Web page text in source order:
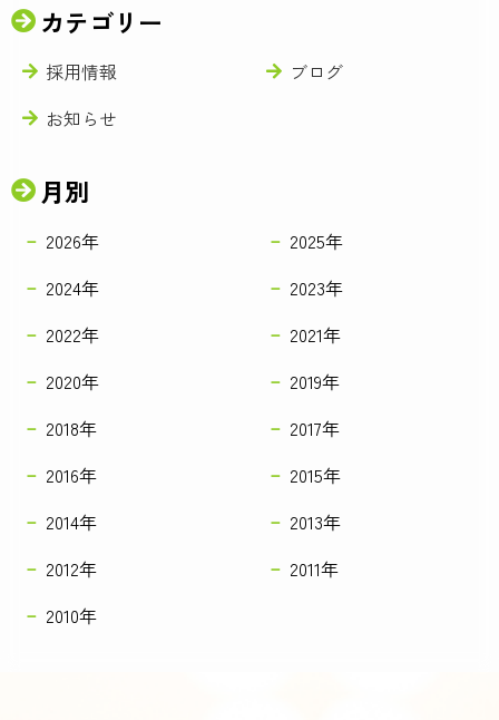
カテゴリー
採用情報
ブログ
お知らせ
月別
2026年
2025年
2024年
2023年
2022年
2021年
2020年
2019年
2018年
2017年
2016年
2015年
2014年
2013年
2012年
2011年
2010年